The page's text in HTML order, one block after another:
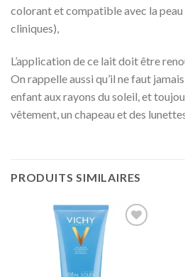
colorant et compatible avec la peau
cliniques),
L’application de ce lait doit être
On rappelle aussi qu’il ne faut
enfant aux rayons du soleil, et
vêtement, un chapeau et des
PRODUITS SIMILAIRES